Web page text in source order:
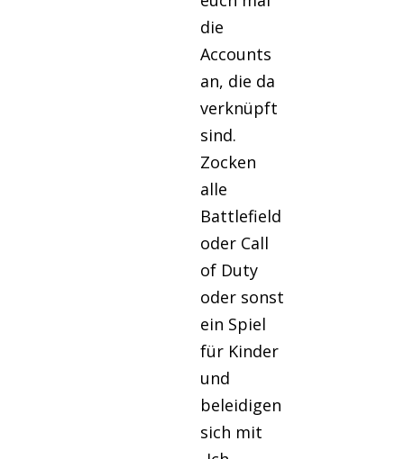
die
Accounts
an, die da
verknüpft
sind.
Zocken
alle
Battlefield
oder Call
of Duty
oder sonst
ein Spiel
für Kinder
und
beleidigen
sich mit